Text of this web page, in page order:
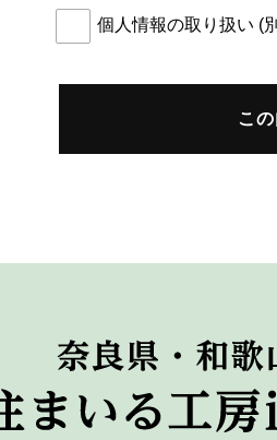
個人情報の取り扱い (